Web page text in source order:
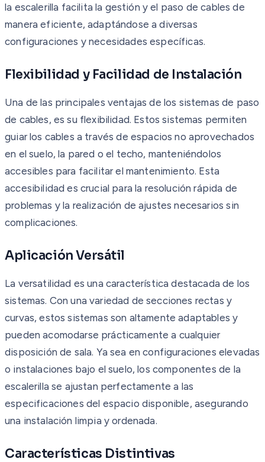
la escalerilla facilita la gestión y el paso de cables de
manera eficiente, adaptándose a diversas
configuraciones y necesidades específicas.
Flexibilidad y Facilidad de Instalación
Una de las principales ventajas de los sistemas de paso
de cables, es su flexibilidad. Estos sistemas permiten
guiar los cables a través de espacios no aprovechados
en el suelo, la pared o el techo, manteniéndolos
accesibles para facilitar el mantenimiento. Esta
accesibilidad es crucial para la resolución rápida de
problemas y la realización de ajustes necesarios sin
complicaciones.
Aplicación Versátil
La versatilidad es una característica destacada de los
sistemas. Con una variedad de secciones rectas y
curvas, estos sistemas son altamente adaptables y
pueden acomodarse prácticamente a cualquier
disposición de sala. Ya sea en configuraciones elevadas
o instalaciones bajo el suelo, los componentes de la
escalerilla se ajustan perfectamente a las
especificaciones del espacio disponible, asegurando
una instalación limpia y ordenada.
Características Distintivas